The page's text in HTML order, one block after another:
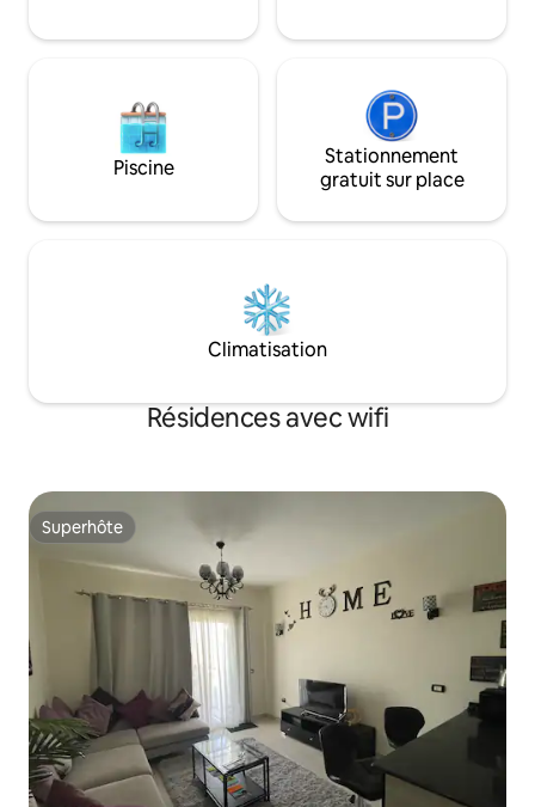
Piscine
Stationnement
gratuit sur place
Climatisation
Résidences avec wifi
Superhôte
Superhôte